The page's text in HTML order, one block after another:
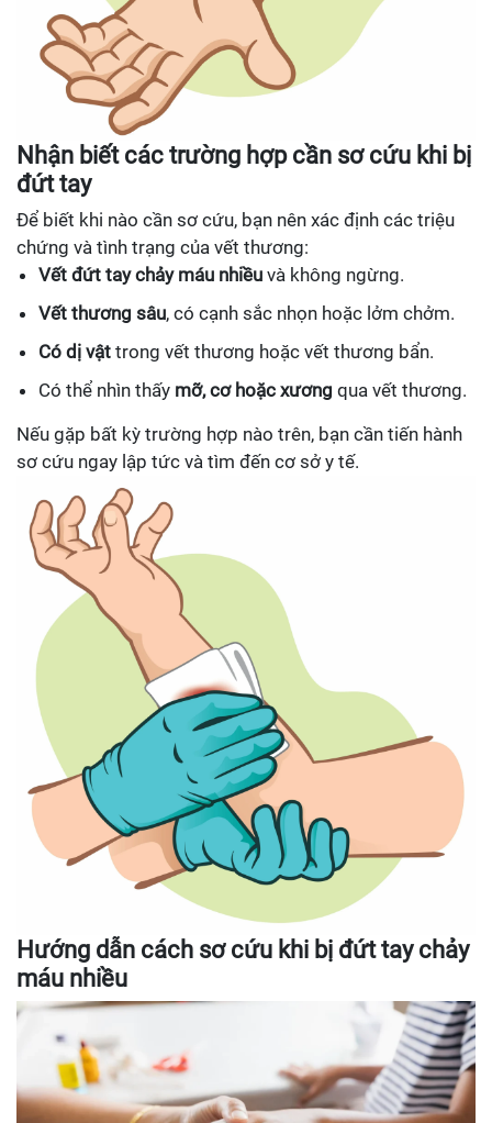
Nhận biết các trường hợp cần sơ cứu khi bị
đứt tay
Để biết khi nào cần sơ cứu, bạn nên xác định các triệu
chứng và tình trạng của vết thương:
Vết đứt tay chảy máu nhiều và không ngừng.
Vết thương sâu, có cạnh sắc nhọn hoặc lởm chởm.
Có dị vật trong vết thương hoặc vết thương bẩn.
Có thể nhìn thấy mỡ, cơ hoặc xương qua vết thương.
Nếu gặp bất kỳ trường hợp nào trên, bạn cần tiến hành
sơ cứu ngay lập tức và tìm đến cơ sở y tế.
Hướng dẫn cách sơ cứu khi bị đứt tay chảy
máu nhiều